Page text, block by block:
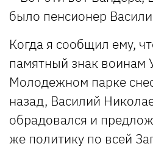
было пенсионер
Когда я сообщил ему,
памятный знак воинам
Молодежном парке
назад, Василий
обрадовался и
же политику по всей